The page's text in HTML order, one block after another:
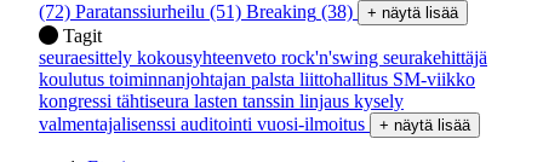
(72) Paratanssiurheilu (51) Breaking (38) + näytä lisää
Tagit
seuraesittely kokousyhteenveto rock'n'swing seurakehittäjä
koulutus toiminnanjohtajan palsta liittohallitus SM-viikko
kongressi tähtiseura lasten tanssin linjaus kysely
valmentajalisenssi auditointi vuosi-ilmoitus + näytä lisää